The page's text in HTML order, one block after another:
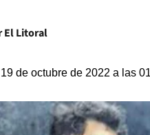
El Litoral
de octubre de 2022 a las